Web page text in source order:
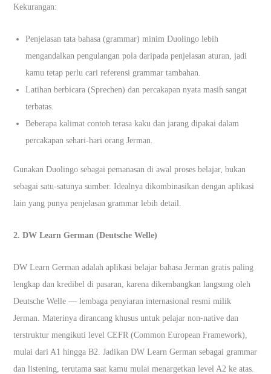
Kekurangan:
Penjelasan tata bahasa (grammar) minim Duolingo lebih
mengandalkan pengulangan pola daripada penjelasan aturan, jadi
kamu tetap perlu cari referensi grammar tambahan.
Latihan berbicara (Sprechen) dan percakapan nyata masih sangat
terbatas.
Beberapa kalimat contoh terasa kaku dan jarang dipakai dalam
percakapan sehari-hari orang Jerman.
Gunakan Duolingo sebagai pemanasan di awal proses belajar, bukan
sebagai satu-satunya sumber. Idealnya dikombinasikan dengan aplikasi
lain yang punya penjelasan grammar lebih detail.
2. DW Learn German (Deutsche Welle)
DW Learn German adalah aplikasi belajar bahasa Jerman gratis paling
lengkap dan kredibel di pasaran, karena dikembangkan langsung oleh
Deutsche Welle — lembaga penyiaran internasional resmi milik
Jerman. Materinya dirancang khusus untuk pelajar non-native dan
terstruktur mengikuti level CEFR (Common European Framework),
mulai dari A1 hingga B2. Jadikan DW Learn German sebagai grammar
dan listening, terutama saat kamu mulai menargetkan level A2 ke atas.